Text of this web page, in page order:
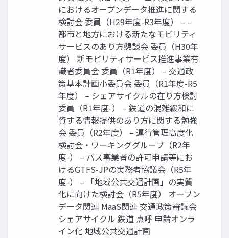
におけるオープンデータ推進に関する
検討会 委員（H29年度-R3年度） – –
都市と地方における新たなモビリティ
サービスのあり方懇談会 委員（H30年
度） 新モビリティサービス推進事業有
識者委員会 委員（R1年度） – 交通政
策基本計画小委員会 委員（R1年度-R5
年度） – シェアサイクルの在り方検討
委員（R1年度-） – 鉄道の混雑緩和に
資する情報提供のあり方に関する勉強
会 委員（R2年度） – 運行管理高度化
検討会・ワーキンググループ（R2年
度-） – バス事業者の許可申請等にお
けるGTFS-JPの実務者協議会（R5年
度-） – 「地域公共交通計画」の実質
化に向けた検討会（R5年度） オープン
データ関連 MaaS関連 交通政策審議会
シェアサイクル 鉄道 点呼 申請オンラ
イン化 地域公共交通計画